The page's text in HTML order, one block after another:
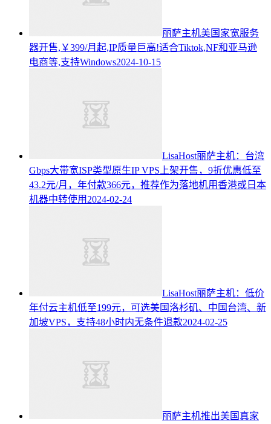
丽萨主机美国家宽服务
器开售,￥399/月起,IP质量巨高!适合Tiktok,NF和亚马逊
电商等,支持Windows2024-10-15
LisaHost丽萨主机：台湾
Gbps大带宽ISP类型原生IP VPS上架开售，9折优惠低至
43.2元/月，年付款366元，推荐作为落地机用香港或日本
机器中转使用 2024-02-24
LisaHost丽萨主机：低价
年付云主机低至199元，可选美国洛杉矶、中国台湾、新
加坡VPS，支持48小时内无条件退款2024-02-25
丽萨主机推出美国真家